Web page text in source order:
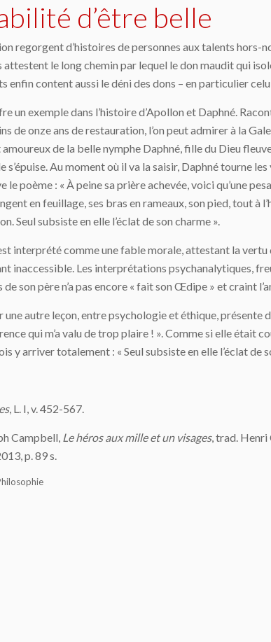
d’être belle
regorgent d’histoires de personnes aux talents hors-
attestent le long chemin par lequel le don maudit qui
enfin content aussi le déni des dons – en particulier
un exemple dans l’histoire d’Apollon et Daphné.
de onze ans de restauration, l’on peut admirer à la
de la belle nymphe Daphné, fille du Dieu
s’épuise. Au moment où il va la saisir, Daphné tourne
le poème : « À peine sa prière achevée, voici qu’une
en feuillage, ses bras en rameaux, son pied, tout à
Seul subsiste en elle l’éclat de son charme ».
interprété comme une fable morale, attestant la
inaccessible. Les interprétations psychanalytiques,
son père n’a pas encore « fait son Œdipe » et craint
une autre leçon, entre psychologie et éthique, présente
qui m’a valu de trop plaire ! ». Comme si elle était
y arriver totalement : « Seul subsiste en elle l’éclat
, L. I, v. 452-567.
Campbell, Le héros aux mille et un visages, trad. Henri
p. 89 s.